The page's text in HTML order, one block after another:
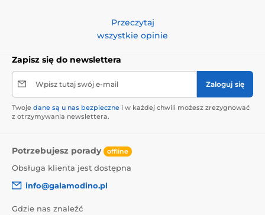
Przeczytaj
wszystkie opinie
Zapisz się do newslettera
Wpisz tutaj swój e-mail Zaloguj się
Twoje dane są u nas bezpieczne i w każdej chwili możesz zrezygnować
z otrzymywania newslettera.
Potrzebujesz porady offline
Obsługa klienta jest dostępna
info@galamodino.pl
Gdzie nas znaleźć